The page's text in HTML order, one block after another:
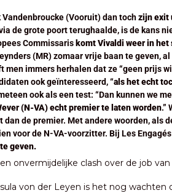
(Vooruit) dan toch zijn exit
de grote poort terughaalde, is de kans
Commissaris komt Vivaldi weer in het
(MR) zomaar vrije baan te geven,
immers herhalen dat ze “geen prijs
ook geïnteresseerd, “als het echt
ook als een test: “Dan kunnen we
(N-VA) echt premier te laten worden.”
de premier. Met andere woorden, als
voor de N-VA-voorzitter. Bij Les
geven.
onvermijdelijke clash over de job
von der Leyen is het nog wachten